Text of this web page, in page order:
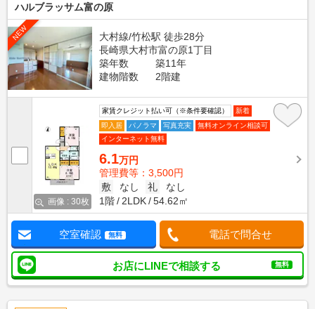
ハルブラッサム富の原
NEW
大村線/竹松駅 徒歩28分
長崎県大村市富の原1丁目
築年数
築11年
建物階数
2階建
画像 : 30枚
家賃クレジット払い可（※条件要確認）
新着
即入居
パノラマ 写真充実
無料オンライン相談可
インターネット無料
6.1万円
管理費等：3,500円
敷
なし 礼
なし
1階
2LDK 54.62㎡
空室確認 無料 電話で問合せ
お店にLINEで相談する 無料